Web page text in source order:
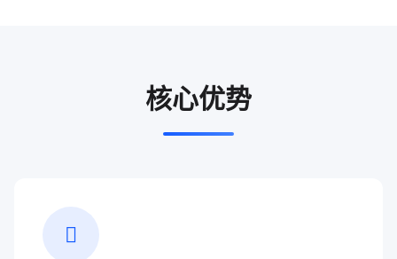
核心优势